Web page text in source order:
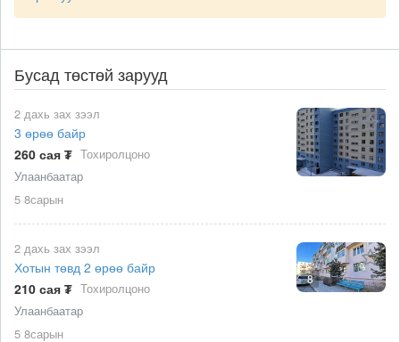
Бусад төстөй зарууд
2 дахь зах зээл
3 өрөө байр
260 сая ₮ Тохиролцоно
Улаанбаатар
5 8сарын
8
2 дахь зах зээл
Хотын төвд 2 өрөө байр
210 сая ₮ Тохиролцоно
Улаанбаатар
5 8сарын